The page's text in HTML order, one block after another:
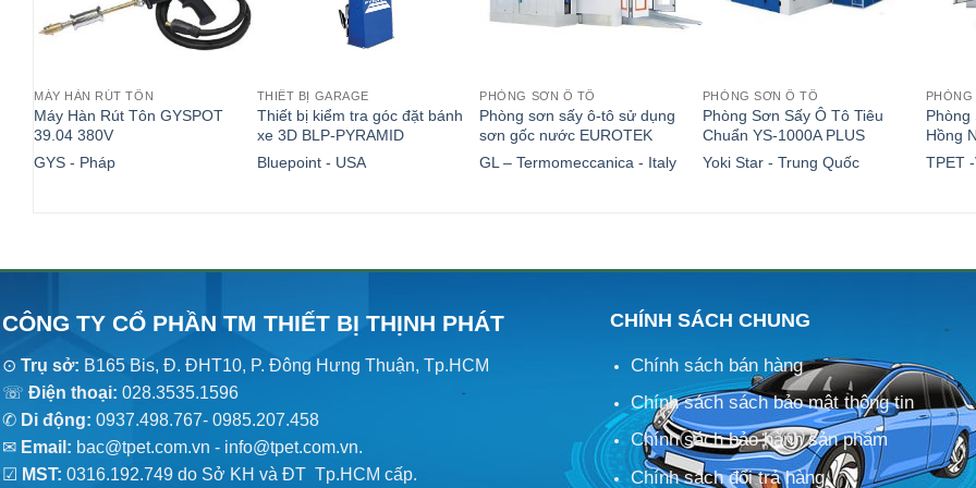
MÁY HÀN RÚT TÔN
Máy Hàn Rút Tôn GYSPOT
39.04 380V
GYS - Pháp
THIẾT BỊ GARAGE
Thiết bị kiểm tra góc đặt bánh
xe 3D BLP-PYRAMID
Bluepoint - USA
PHÒNG SƠN Ô TÔ
Phòng sơn sấy ô-tô sử dụng
sơn gốc nước EUROTEK
GL – Termomeccanica - Italy
PHÒNG SƠN Ô TÔ
Phòng Sơn Sấy Ô Tô Tiêu
Chuẩn YS-1000A PLUS
Yoki Star - Trung Quốc
Phòng
Hồng
TPET
CÔNG TY CỔ PHẦN TM THIẾT BỊ THỊNH PHÁT
⊙ Trụ sở: B165 Bis, Đ. ĐHT10, P. Đông Hưng Thuận, Tp.HCM
☏ Điện thoại: 028.3535.1596
✆ Di động: 0937.498.767- 0985.207.458
✉ Email: bac@tpet.com.vn - info@tpet.com.vn.
☑ MST: 0316.192.749 do Sở KH và ĐT Tp.HCM cấp.
CHÍNH SÁCH CHUNG
Chính sách bán hàng
Chính sách sách bảo mật thông tin
Chính sách bảo hành sản phẩm
Chính sách đổi trả hàng